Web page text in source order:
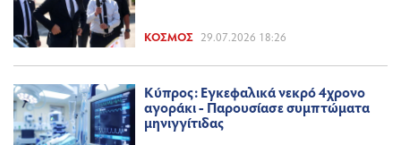
ΚΌΣΜΟΣ 29.07.2026 18:26
Κύπρος: Εγκεφαλικά νεκρό 4χρονο
αγοράκι - Παρουσίασε συμπτώματα
μηνιγγίτιδας